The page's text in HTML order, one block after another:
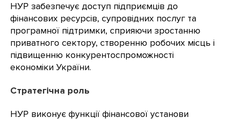
НУР забезпечує доступ підприємців до
фінансових ресурсів, супровідних послуг та
програмної підтримки, сприяючи зростанню
приватного сектору, створенню робочих місць і
підвищенню конкурентоспроможності
економіки України.
Стратегічна роль
НУР виконує функції фінансової установи